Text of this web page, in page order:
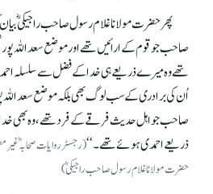
پھر حضرت مولانا غلام رسول صاحب راجیکیؓ
صاحب جو قوم کے ارائیں تھے اور موضع سعداللہ
تھے وہ میرے ذریعے ہی خدا کے فضل سے سلسلہ
اُن کی برادری کے سب لوگ بھی بلکہ موضع سعد اللہ
صاحب جو اہل حدیث فرقے کے فرد تھے، وہ بھی
ذریعے احمدی ہوئے تھے۔‘‘
حضرت مولانا غلام رسول صاحب راجیکیؓ)